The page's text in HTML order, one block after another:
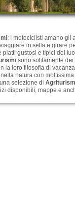
: i motociclisti amano gli
in sella e girare
piatti gustosi e tipici del
sono solitamente dei
la loro filosofia di
natura con
selezione di
disponibili, mappe e